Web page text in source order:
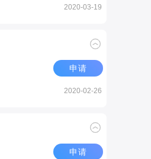
2020-03-19
申请
2020-02-26
申请